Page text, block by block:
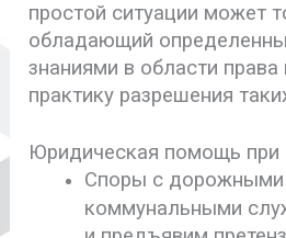
простой ситуации может
обладающий
знаниями в области
практику разрешения
Юридическая помощь
Споры с дорожными
коммунальными